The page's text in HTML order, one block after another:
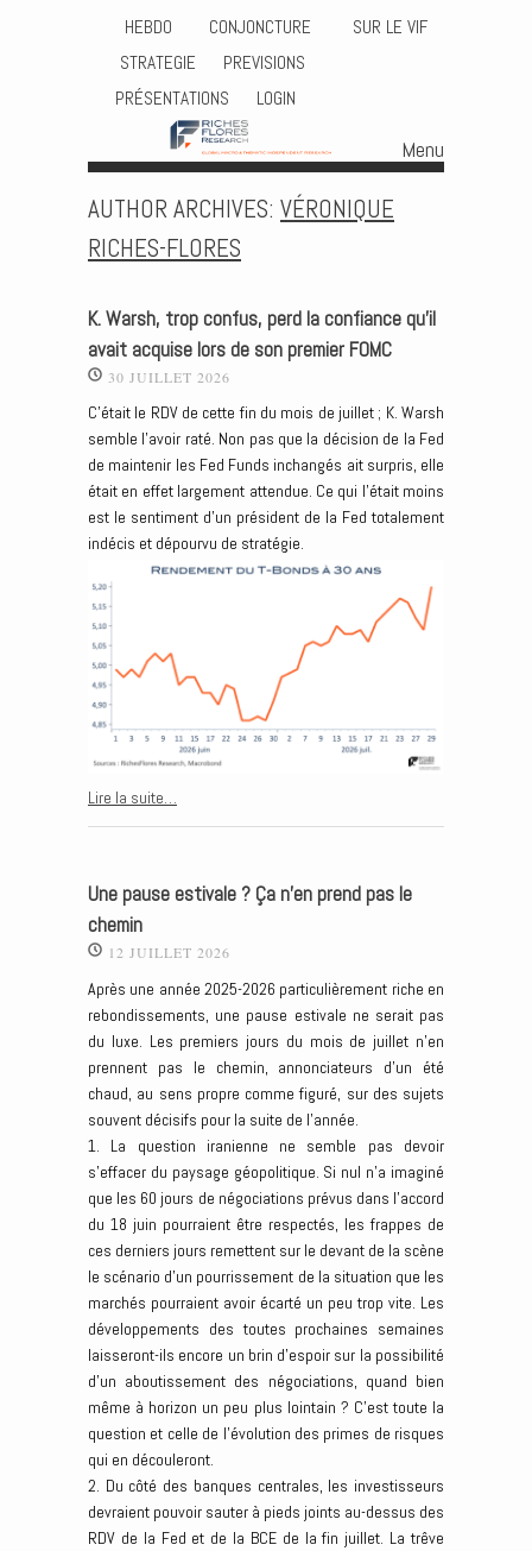
HEBDO CONJONCTURE
SUR LE VIF
STRATEGIE
PREVISIONS
PRÉSENTATIONS
LOGIN
Menu
AUTHOR ARCHIVES: VÉRONIQUE
RICHES-FLORES
K. Warsh, trop confus, perd la confiance qu’il
avait acquise lors de son premier FOMC
30 JUILLET 2026
C’était le RDV de cette fin du mois de juillet ; K. Warsh
semble l’avoir raté. Non pas que la décision de la Fed
de maintenir les Fed Funds inchangés ait surpris, elle
était en effet largement attendue. Ce qui l’était moins
est le sentiment d’un président de la Fed totalement
indécis et dépourvu de stratégie.
Lire la suite…
Une pause estivale ? Ça n’en prend pas le
chemin
12 JUILLET 2026
Après une année 2025-2026 particulièrement riche en
rebondissements, une pause estivale ne serait pas
du luxe. Les premiers jours du mois de juillet n’en
prennent pas le chemin, annonciateurs d’un été
chaud, au sens propre comme figuré, sur des sujets
souvent décisifs pour la suite de l’année.
1. La question iranienne ne semble pas devoir
s’effacer du paysage géopolitique. Si nul n’a imaginé
que les 60 jours de négociations prévus dans l’accord
du 18 juin pourraient être respectés, les frappes de
ces derniers jours remettent sur le devant de la scène
le scénario d’un pourrissement de la situation que les
marchés pourraient avoir écarté un peu trop vite. Les
développements des toutes prochaines semaines
laisseront-ils encore un brin d’espoir sur la possibilité
d’un aboutissement des négociations, quand bien
même à horizon un peu plus lointain ? C’est toute la
question et celle de l’évolution des primes de risques
qui en découleront.
2. Du côté des banques centrales, les investisseurs
devraient pouvoir sauter à pieds joints au-dessus des
RDV de la Fed et de la BCE de la fin juillet. La trêve